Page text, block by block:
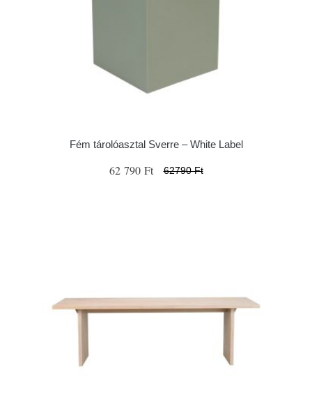
Fém tárolóasztal Sverre – White Label
62 790 Ft 62790 Ft